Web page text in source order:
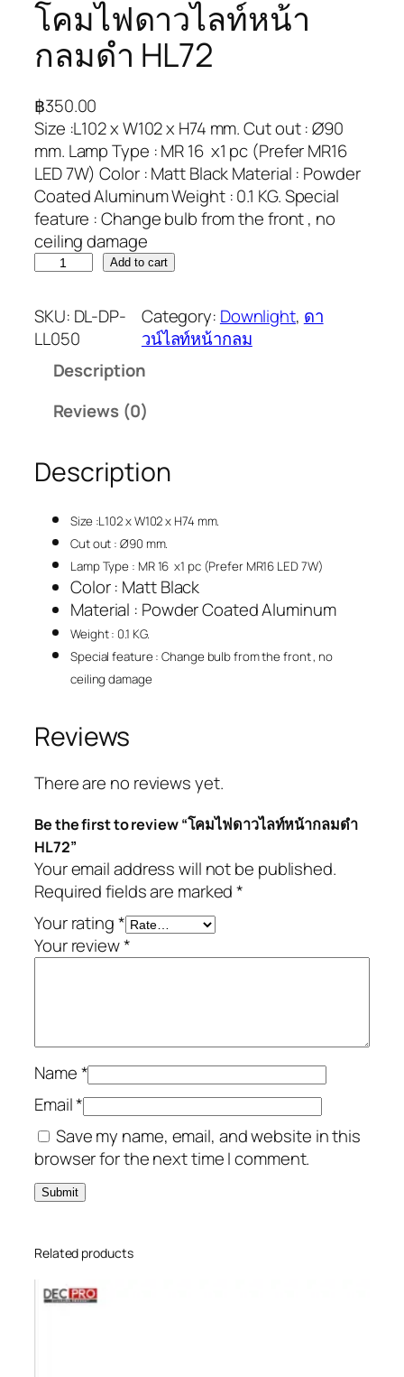
โคมไฟดาวไลท์หน้า
กลมดำ HL72
฿350.00
Size :L102 x W102 x H74 mm. Cut out : Ø90
mm. Lamp Type : MR 16 x1 pc (Prefer MR16
LED 7W) Color : Matt Black Material : Powder
Coated Aluminum Weight : 0.1 KG. Special
feature : Change bulb from the front , no
ceiling damage
Add to cart
SKU: DL-DP-
LL050
Category: Downlight, ดา
วน์ไลท์หน้ากลม
Description
Reviews (0)
Description
Size :L102 x W102 x H74 mm.
Cut out : Ø90 mm.
Lamp Type : MR 16 x1 pc (Prefer MR16 LED 7W)
Color : Matt Black
Material : Powder Coated Aluminum
Weight : 0.1 KG.
Special feature : Change bulb from the front , no
ceiling damage
Reviews
There are no reviews yet.
Be the first to review “โคมไฟดาวไลท์หน้ากลมดำ
HL72”
Your email address will not be published.
Required fields are marked*
Your rating*
Your review*
Name*
Email*
Save my name, email, and website in this
browser for the next time I comment.
Related products